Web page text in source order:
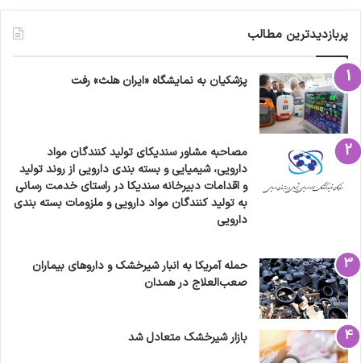
پربازدیدترین مطالب
پزشکیان به نمایشگاه «ایران هلث» رفت
مصاحبه مشاور سندیکای تولید کنندگان مواد
دارویی، شیمیایی و بسته بندی دارویی از روند تولید
و اقدامات دبیرخانه سندیکا در راستای خدمت رسانی
به تولید کنندگان مواد دارویی و ملزومات بسته بندی
دارویی
حمله آمریکا به انبار شیرخشک و داروهای بیماران
صعب‌العلاج در همدان
بازار شیرخشک متعادل شد